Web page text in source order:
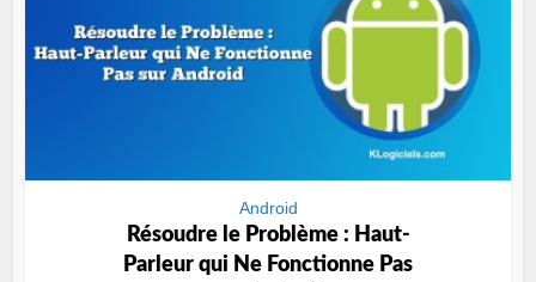
Android
Résoudre le Problème : Haut-
Parleur qui Ne Fonctionne Pas